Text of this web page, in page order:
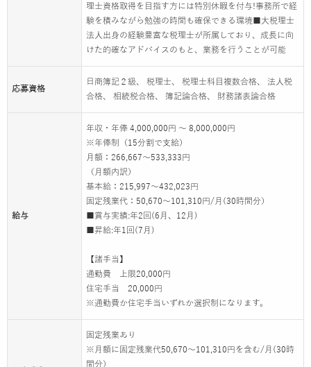
理士資格取得を目指す方には特別休暇を付与!事務所で経
験を積みながら勉強の時間も確保できる環境■大税理士
法人出身の経験豊富な税理士が所属しており、成長に向
けた的確なアドバイスのもと、業務を行うことが可能
応募資格
日商簿記２級、 税理士、 税理士科目複数合格、 法人税
合格、 相続税合格、 簿記論合格、 財務諸表論合格
給与
年収・年俸 4,000,000円 ～ 8,000,000円
※年俸制（15分割で支給）
月額：266,667～533,333円
（月額内訳）
基本給：215,997～432,023円
固定残業代：50,670～101,310円/月(30時間分）
■賞与実績:年2回(6月、12月)
■昇給:年1回(7月)
【諸手当】
通勤費 上限20,000円
住宅手当 20,000円
※通勤費か住宅手当いずれか選択制になります。
固定残業あり
※月額に固定残業代50,670～101,310円を含む/月(30時
間分）